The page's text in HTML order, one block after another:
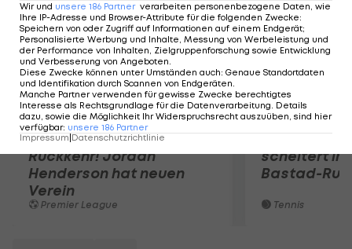
Premier-League-
Rückkehr! Jordan
Henderson hat neuen
Verein
Premier League
Sebastian
scheitert in
Bastad-
Tennis
Wir und unsere 186 Partner verarbeiten personenbezogene Daten, wie
Ihre IP-Adresse und Browser-Attribute für die folgenden Zwecke:
Speichern von oder Zugriff auf Informationen auf einem Endgerät;
Personalisierte Werbung und Inhalte, Messung von Werbeleistung und
der Performance von Inhalten, Zielgruppenforschung sowie Entwicklung
und Verbesserung von Angeboten.
Diese Zwecke können unter Umständen auch: Genaue Standortdaten
und Identifikation durch Scannen von Endgeräten.
Manche Partner verwenden für gewisse Zwecke berechtigtes
Interesse als Rechtsgrundlage für die Datenverarbeitung. Details
dazu, sowie die Möglichkeit Ihr Widerspruchsrecht auszuüben, sind hier
verfügbar: unsere 186 Partner
Impressum Datenschutzrichtlinie